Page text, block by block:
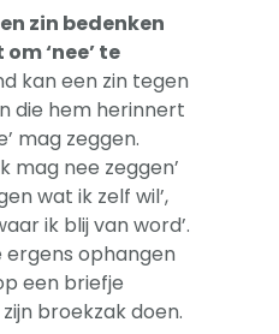
zin bedenken
‘nee’ te
kan een zin tegen
die hem herinnert
mag zeggen.
mag nee zeggen’
wat ik zelf wil’,
ik blij van word’.
ergens ophangen
een briefje
broekzak doen.